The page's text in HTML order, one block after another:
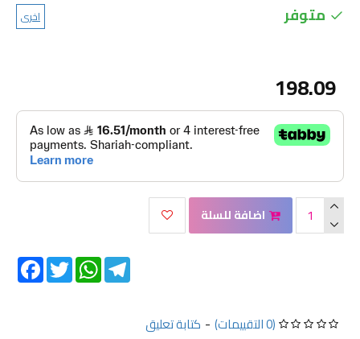
متوفر اخرى
(0 التقييمات) - كتابة تعليق
198.09
اضافة للسلة
Twitter
WhatsAppTelegram